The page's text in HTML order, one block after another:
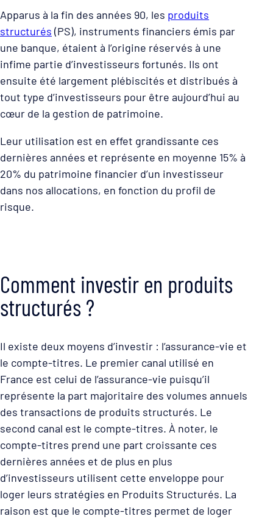
Apparus à la fin des années 90, les produits
structurés (PS), instruments financiers émis par
une banque, étaient à l’origine réservés à une
infime partie d’investisseurs fortunés. Ils ont
ensuite été largement plébiscités et distribués à
tout type d’investisseurs pour être aujourd’hui au
cœur de la gestion de patrimoine.
Leur utilisation est en effet grandissante ces
dernières années et représente en moyenne 15% à
20% du patrimoine financier d’un investisseur
dans nos allocations, en fonction du profil de
risque.
Comment investir en produits
structurés ?
Il existe deux moyens d’investir : l’assurance-vie et
le compte-titres. Le premier canal utilisé en
France est celui de l’assurance-vie puisqu’il
représente la part majoritaire des volumes annuels
des transactions de produits structurés. Le
second canal est le compte-titres. À noter, le
compte-titres prend une part croissante ces
dernières années et de plus en plus
d’investisseurs utilisent cette enveloppe pour
loger leurs stratégies en Produits Structurés. La
raison est que le compte-titres permet de loger